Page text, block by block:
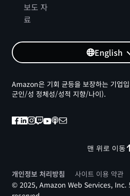
보도 자
료
English
맨 위로 이동
Amazon은 기회 균등을 보장하는 기업
군인/성 정체성/성적 지향/나이).
개인정보 처리방침 사이트 이용 약관
© 2025, Amazon Web Services, Inc.